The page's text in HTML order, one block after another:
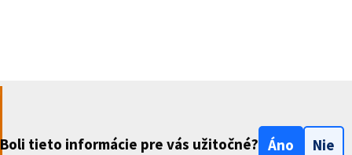
Boli tieto informácie pre vás užitočné? Áno Nie